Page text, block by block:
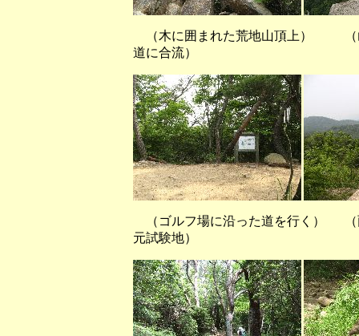
（木に囲まれた荒地山頂上） （
道に合流）
（ゴルフ場に沿った道を行く） （
元試験地）